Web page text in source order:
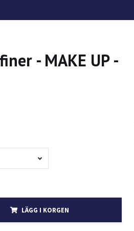
- MAKE UP -
LÄGG I KORGEN